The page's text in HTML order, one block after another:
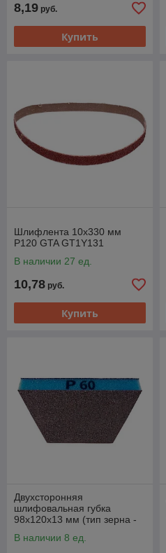
8,19 руб.
Купить
Шлифлента 10х330 мм
Р120 GTA GT1Y131
В наличии 27 ед.
10,78 руб.
Купить
Двухсторонняя
шлифовальная губка
98х120х13 мм (тип зерна -
SS60
В наличии 8 ед.